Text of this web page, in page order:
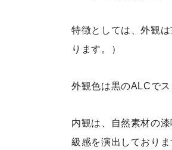
特徴としては、外観
ります。）
外観色は黒のALCで
内観は、自然素材の
級感を演出しておりま